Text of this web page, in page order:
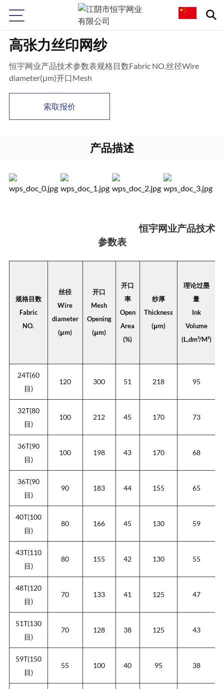
高张力丝印网纱
恒宇网业产品技术参数表规格目数Fabric NO.丝径Wire
diameter(μm)开口Mesh
索取报价
产品描述
恒宇网业产品技术
参数表
规格目数
Fabric
NO.
丝径
Wire
diameter
(μm)
开口
Mesh
Opening
(μm)
开口
率
Open
Area
(%)
纱厚
Thickness
(μm)
理论过墨
量
Ink
Volume
(L,dm³/M²)
24T(60
目)
120 300 51 218 95
32T(80
目)
100 212 45 170 73
36T(90
目)
100 198 43 170 68
36T(90
目)
90 183 44 155 65
40T(100
目)
80 166 45 130 59
43T(110
目)
80 155 42 130 55
48T(120
目)
70 133 41 125 47
51T(130
目)
70 128 38 125 43
59T(150
目)
55 100 40 95 38